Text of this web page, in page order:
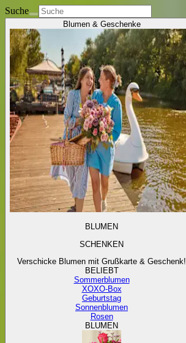
Suche
Blumen & Geschenke
BLUMEN
SCHENKEN
Verschicke Blumen mit Grußkarte & Geschenk!
BELIEBT
Sommerblumen
XOXO-Box
Geburtstag
Sonnenblumen
Rosen
BLUMEN